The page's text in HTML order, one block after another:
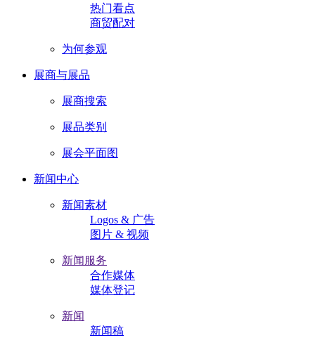
热门看点
商贸配对
为何参观
展商与展品
展商搜索
展品类别
展会平面图
新闻中心
新闻素材
Logos & 广告
图片 & 视频
新闻服务
合作媒体
媒体登记
新闻
新闻稿